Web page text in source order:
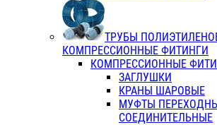
ТРУБЫ
КОМПРЕССИОННЫЕ ФИТИНГИ
КОМПРЕССИОННЫЕ
ЗАГЛУШКИ
КРАНЫ ШАРОВЫЕ
МУФТЫ
СОЕДИНИТЕЛЬНЫЕ